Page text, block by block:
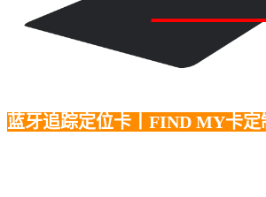
蓝牙追踪定位卡丨FIND MY卡定